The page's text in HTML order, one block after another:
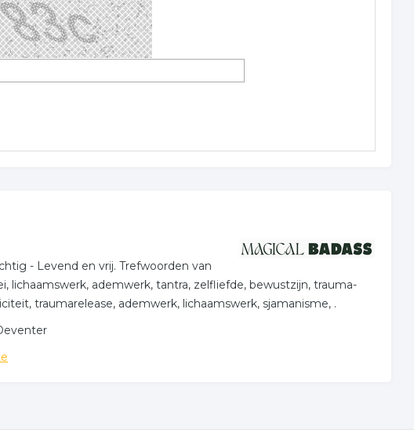
- Levend en vrij. Trefwoorden van
lichaamswerk, ademwerk, tantra, zelfliefde, bewustzijn, trauma-
traumarelease, ademwerk, lichaamswerk, sjamanisme, .